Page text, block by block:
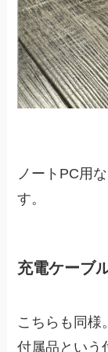
ノートPC用
す。
充電ケーブ
こちらも同様。
付属品という